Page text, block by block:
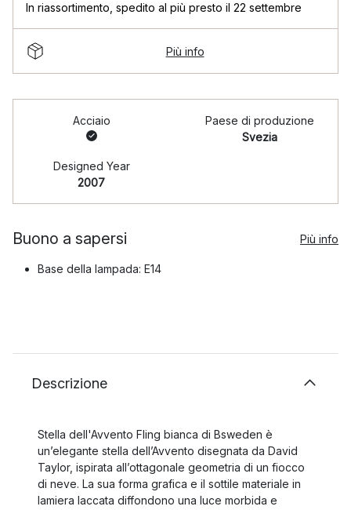
In riassortimento spedito al più presto il 22 settembre
Più info
Acciaio
Paese di produzione
Svezia
Designed Year
2007
Buono a sapersi Più info
Base della lampada: E14
Descrizione
Stella dell'Avvento Fling bianca di Bsweden è
un’elegante stella dell’Avvento disegnata da David
Taylor, ispirata all’ottagonale geometria di un fiocco
di neve. La sua forma grafica e il sottile materiale in
lamiera laccata diffondono una luce morbida e